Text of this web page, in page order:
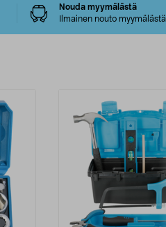
Nouda myymälästä
Ilmainen nouto myymälästä